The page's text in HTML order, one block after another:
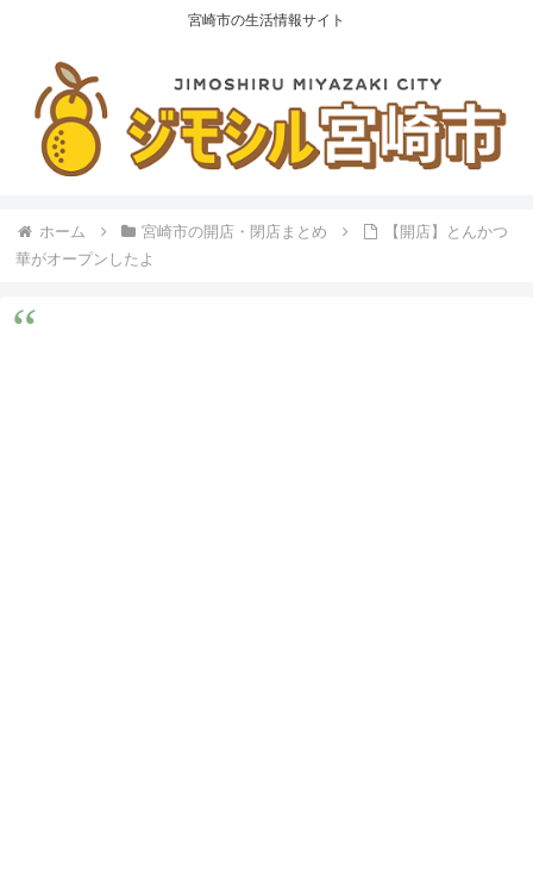
宮崎市の生活情報サイト
ホーム 宮崎市の開店・閉店まとめ
【開店】とんかつ
華がオープンしたよ